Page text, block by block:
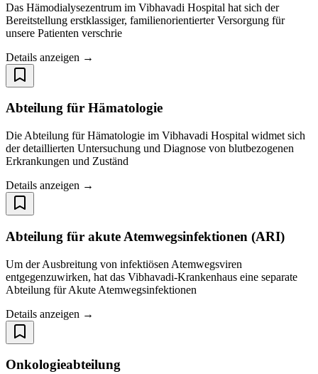
Das Hämodialysezentrum im Vibhavadi Hospital hat sich der
Bereitstellung erstklassiger, familienorientierter Versorgung für
unsere Patienten verschrie
Details anzeigen →
Abteilung für Hämatologie
Die Abteilung für Hämatologie im Vibhavadi Hospital widmet sich
der detaillierten Untersuchung und Diagnose von blutbezogenen
Erkrankungen und Zuständ
Details anzeigen →
Abteilung für akute Atemwegsinfektionen (ARI)
Um der Ausbreitung von infektiösen Atemwegsviren
entgegenzuwirken, hat das Vibhavadi-Krankenhaus eine separate
Abteilung für Akute Atemwegsinfektionen
Details anzeigen →
Onkologieabteilung